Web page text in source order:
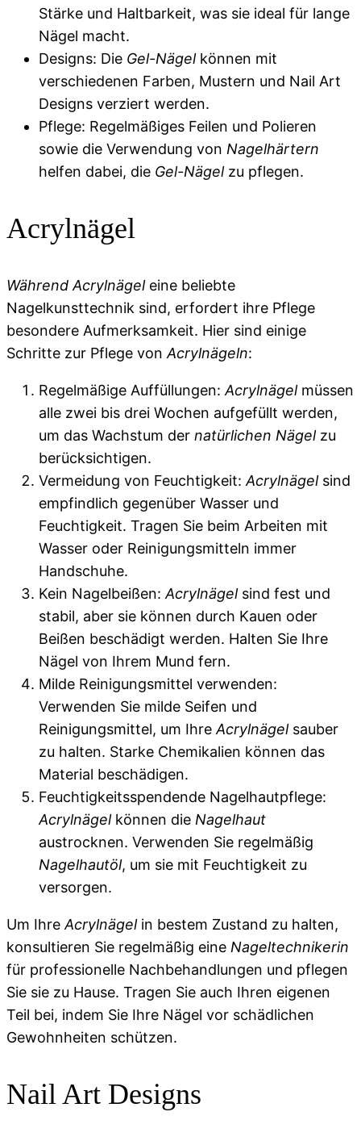
Stärke und Haltbarkeit, was sie ideal für lange
Nägel macht.
Designs: Die Gel-Nägelkönnen mit
verschiedenen Farben, Mustern und Nail Art
Designs verziert werden.
Pflege: Regelmäßiges Feilen und Polieren
sowie die Verwendung von Nagelhärtern
helfen dabei, die Gel-Nägelzu pflegen.
Acrylnägel
Während Acrylnägeleine beliebte
Nagelkunsttechnik sind, erfordert ihre Pflege
besondere Aufmerksamkeit. Hier sind einige
Schritte zur Pflege von Acrylnägeln:
Regelmäßige Auffüllungen: Acrylnägelmüssen
alle zwei bis drei Wochen aufgefüllt werden,
um das Wachstum der natürlichen Nägelzu
berücksichtigen.
Vermeidung von Feuchtigkeit: Acrylnägelsind
empfindlich gegenüber Wasser und
Feuchtigkeit. Tragen Sie beim Arbeiten mit
Wasser oder Reinigungsmitteln immer
Handschuhe.
Kein Nagelbeißen: Acrylnägelsind fest und
stabil, aber sie können durch Kauen oder
Beißen beschädigt werden. Halten Sie Ihre
Nägel von Ihrem Mund fern.
Milde Reinigungsmittel verwenden:
Verwenden Sie milde Seifen und
Reinigungsmittel, um Ihre Acrylnägelsauber
zu halten. Starke Chemikalien können das
Material beschädigen.
Feuchtigkeitsspendende Nagelhautpflege:
Acrylnägelkönnen die Nagelhaut
austrocknen. Verwenden Sie regelmäßig
Nagelhautöl, um sie mit Feuchtigkeit zu
versorgen.
Um Ihre Acrylnägelin bestem Zustand zu halten,
konsultieren Sie regelmäßig eine Nageltechnikerin
für professionelle Nachbehandlungen und pflegen
Sie sie zu Hause. Tragen Sie auch Ihren eigenen
Teil bei, indem Sie Ihre Nägel vor schädlichen
Gewohnheiten schützen.
Nail Art Designs